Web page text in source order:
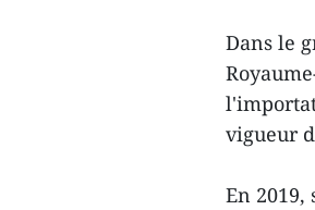
Dans le
vigueur
En